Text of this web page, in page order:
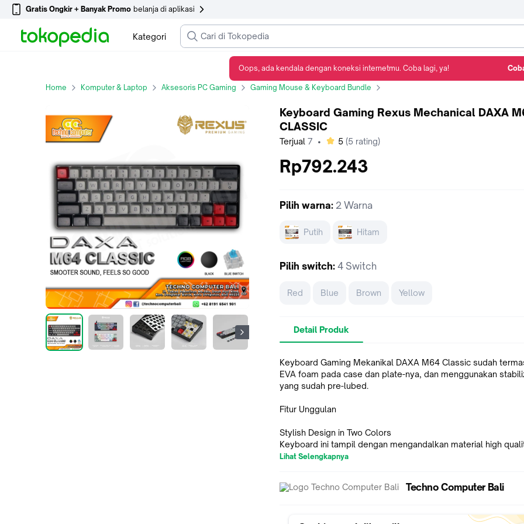
Gratis Ongkir + Banyak Promo belanja di aplikasi
Kategori
Home Komputer & Laptop Aksesoris PC Gaming Gaming Mouse & Keyboard Bundle
Keyboard Gaming Rexus Mechanical DAXA
CLASSIC
Terjual 7 • bintang
5 (5 rating)
Rp792.243
Pilih warna: 2 Warna
Putih Hitam
Pilih switch: 4 Switch
Red Blue Brown Yellow
Detail Produk
Keyboard Gaming Mekanikal DAXA M64 Classic sudah
EVA foam pada case dan plate-nya, dan menggunakan
yang sudah pre-lubed.
Fitur Unggulan
Stylish Design in Two Colors
Keyboard ini tampil dengan mengandalkan material high
(Polybutylene Terephthalate) Dye-sub keycap.
Untuk mengatur mode LED, Anda dapat menekan tombol Fn
warna LED hingga 8 warna, Anda dapat menekan tombol Fn
Lihat Selengkapnya
Techno Computer Bali
Oops, ada kendala dengan koneksi internetmu. Coba lagi, ya!